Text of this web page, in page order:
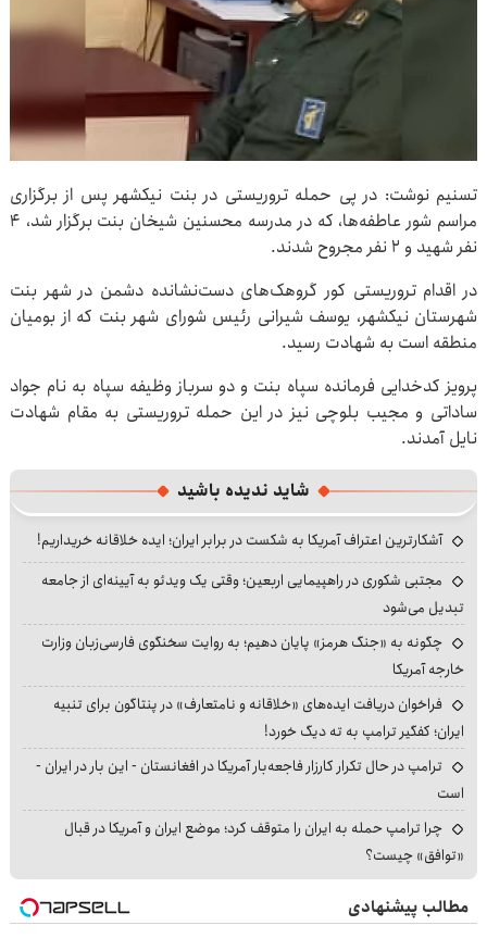
تسنیم نوشت: در پی حمله تروریستی در بنت نیکشهر پس از برگزاری
مراسم شور عاطفه‌ها، که در مدرسه محسنین شیخان بنت برگزار شد، ۴
نفر شهید و ۲ نفر مجروح شدند.‌
در اقدام تروریستی کور گروهک‌های دست‌نشانده دشمن در شهر بنت
شهرستان نیکشهر، یوسف شیرانی رئیس شورای شهر بنت که از بومیان
منطقه است به شهادت رسید.
پرویز کدخدایی فرمانده سپاه بنت و دو سرباز وظیفه سپاه به نام جواد
ساداتی و مجیب بلوچی نیز در این حمله تروریستی به مقام شهادت
نایل آمدند.
شاید ندیده باشید
آشکارترین اعتراف آمریکا به شکست در برابر ایران؛ ایده خلاقانه خریداریم!
مجتبی شکوری در راهپیمایی اربعین؛ وقتی یک ویدئو به آیینه‌ای از جامعه
تبدیل می‌شود
چگونه به «جنگ هرمز» پایان دهیم؛ به روایت سخنگوی فارسی‌زبان وزارت
خارجه آمریکا
فراخوان دریافت ایده‌های «خلاقانه و نامتعارف» در پنتاگون برای تنبیه
ایران؛ کفگیر ترامپ به ته دیگ خورد!
ترامپ در حال تکرار کارزار فاجعه‌بار آمریکا در افغانستان - این بار در ایران -
است
چرا ترامپ حمله به ایران را متوقف کرد؛ موضع ایران و آمریکا در قبال
«توافق» چیست؟
مطالب پیشنهادی